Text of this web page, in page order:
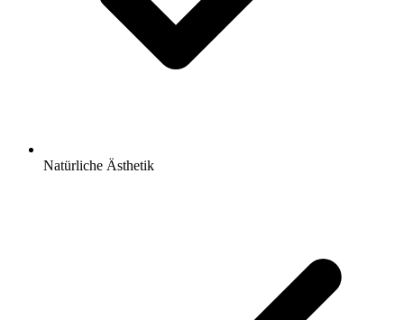
Natürliche Ästhetik